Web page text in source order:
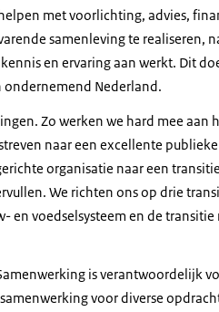
met voorlichting, advies,
samenleving te realiseren,
en ervaring aan werkt. Dit
ondernemend Nederland.
Zo werken we hard mee aan
naar een excellente
organisatie naar een
We richten ons op drie
en voedselsysteem en de
is verantwoordelijk
voor diverse